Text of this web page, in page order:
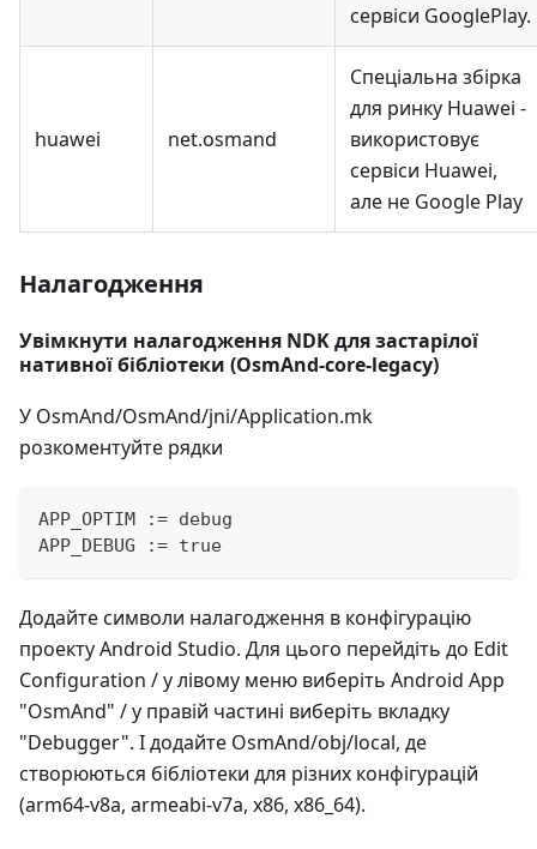
сервіси GooglePlay.
huawei net.osmand
Спеціальна збірка
для ринку Huawei -
використовує
сервіси Huawei,
але не Google Play
Налагодження
Увімкнути налагодження NDK для застарілої
нативної бібліотеки (OsmAnd-core-legacy)
У OsmAnd/OsmAnd/jni/Application.mk
розкоментуйте рядки
APP_OPTIM := debug
APP_DEBUG := true
Додайте символи налагодження в конфігурацію
проекту Android Studio. Для цього перейдіть до Edit
Configuration / у лівому меню виберіть Android App
"OsmAnd" / у правій частині виберіть вкладку
"Debugger". І додайте OsmAnd/obj/local, де
створюються бібліотеки для різних конфігурацій
(arm64-v8a, armeabi-v7a, x86, x86_64).